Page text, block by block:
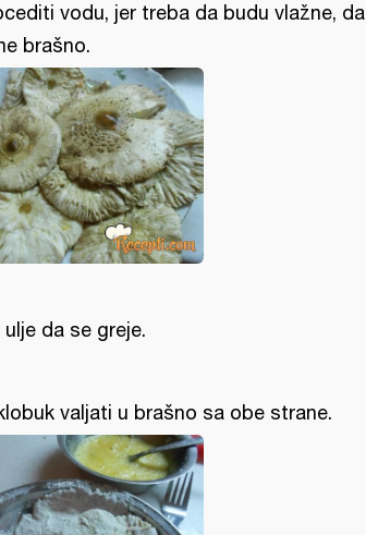
vodu, jer treba da budu vlažne, da
brašno.
da se greje.
valjati u brašno sa obe strane.